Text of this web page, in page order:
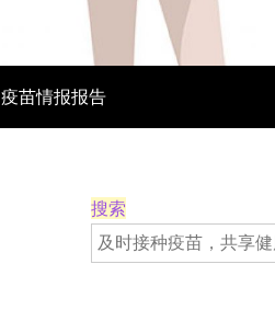
疫苗情报报告
搜索